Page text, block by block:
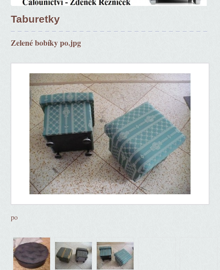
Taburetky
Zelené bobíky po.jpg
po